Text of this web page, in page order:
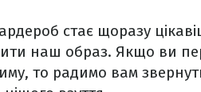
стає щоразу
наш образ. Якщо ви
то радимо вам